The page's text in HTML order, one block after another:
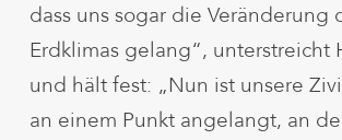
dass uns sogar die Veränderung
Erdklimas gelang“, unterstreicht
und hält fest: „Nun ist unsere
an einem Punkt angelangt, an